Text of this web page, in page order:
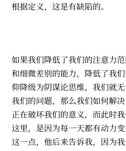
根据定义，这是有缺陷的。
如果我们降低了我们的注意力
和细微差别的能力，降低了我
仰降级为阴谋论思维，我们就
我们的问题，那么我们如何解
正在破坏我们的意义，而此时
这里，是因为每一天都有动力
这一点，他后来告诉我，因为